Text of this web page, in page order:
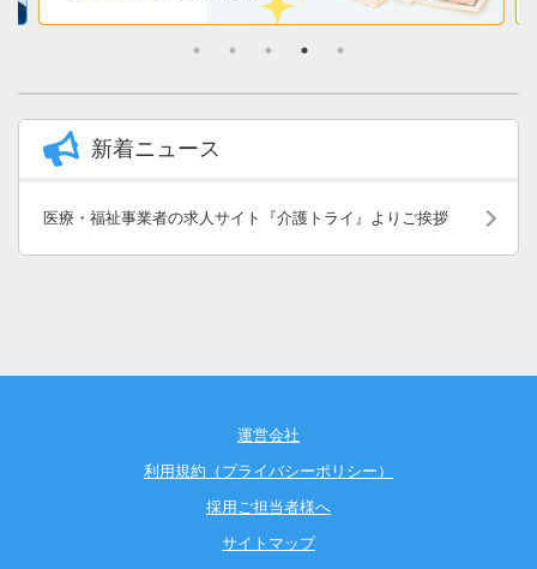
新着ニュース
医療・福祉事業者の求人サイト『介護トライ』よりご挨拶
運営会社
利用規約（プライバシーポリシー）
採用ご担当者様へ
サイトマップ